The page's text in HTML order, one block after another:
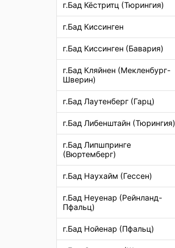
г.Бад Кёстритц (Тюрингия)
г.Бад Киссинген
г.Бад Киссинген (Бавария)
г.Бад Кляйнен (Мекленбург-
Шверин)
г.Бад Лаутенберг (Гарц)
г.Бад Либенштайн (Тюрингия)
г.Бад Липшпринге
(Вюртемберг)
г.Бад Наухайм (Гессен)
г.Бад Неуенар (Рейнланд-
Пфальц)
г.Бад Нойенар (Пфальц)